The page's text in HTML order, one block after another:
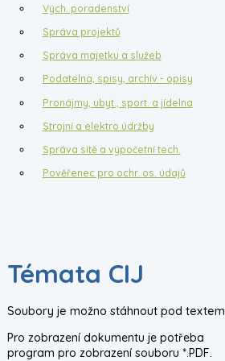
Vých. poradenství
Správa projektů
Správa majetku a služeb
Podatelna, spisy, archív - opisy
Pronájmy, ubyt., sport. a jídelna
Strojní a elektro údržby
Správa sítě a výpočetní tech.
Pověřenec pro ochr. os. údajů
Témata CIJ
Soubory je možno stáhnout pod textem.
Pro zobrazení dokumentu je potřeba
program pro zobrazení souboru *.PDF.